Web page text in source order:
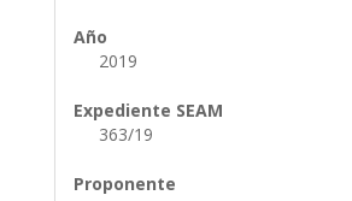
Año
2019
Expediente SEAM
363/19
Proponente